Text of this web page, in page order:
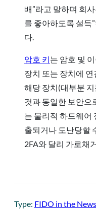
배”라고 말하며 회
를 좋아하도록 설득
다.
암호 키는 암호 및
장치 또는 장치에
해당 장치(대부분
것과 동일한 보안으
는 물리적 하드웨어
출되거나 도난당할
2FA와 달리 가로채
Type: FIDO in the News